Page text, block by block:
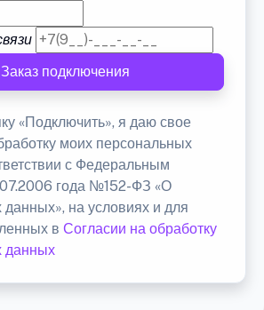
Заказ подключения
«Подключить», я даю свое
моих персональных
с Федеральным
года №152-ФЗ «О
на условиях и для
в Согласии на обработку
данных